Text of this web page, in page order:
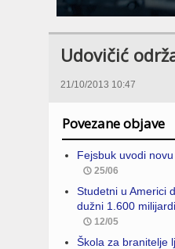
Udovičić
21/10/2013 10:47
Povezane objave
Fejsbuk uvodi
25/06
Studetni u Americi
dužni 1.600
12/05
Škola za branitelje